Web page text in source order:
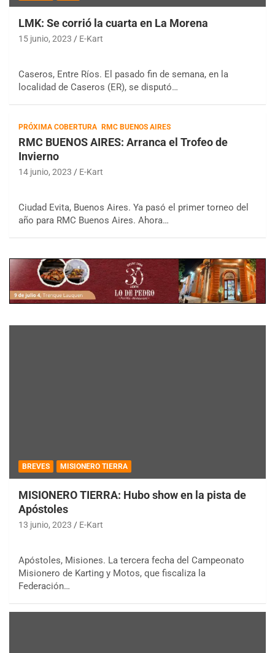
LMK: Se corrió la cuarta en La Morena
15 junio, 2023 E-Kart
Caseros, Entre Ríos. El pasado fin de semana, en la
localidad de Caseros (ER), se disputó…
PRÓXIMA COBERTURA RMC BUENOS AIRES
RMC BUENOS AIRES: Arranca el Trofeo de
Invierno
14 junio, 2023 E-Kart
Ciudad Evita, Buenos Aires. Ya pasó el primer torneo del
año para RMC Buenos Aires. Ahora…
BREVES MISIONERO TIERRA
MISIONERO TIERRA: Hubo show en la pista de
Apóstoles
13 junio, 2023 E-Kart
Apóstoles, Misiones. La tercera fecha del Campeonato
Misionero de Karting y Motos, que fiscaliza la
Federación…